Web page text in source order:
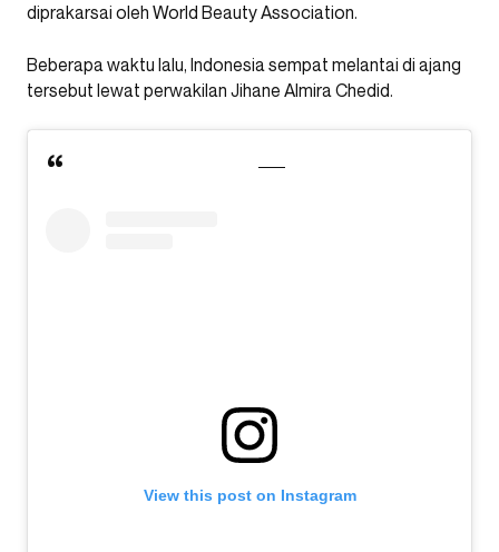
diprakarsai oleh World Beauty Association.
Beberapa waktu lalu, Indonesia sempat melantai di ajang
tersebut lewat perwakilan Jihane Almira Chedid.
View this post on Instagram